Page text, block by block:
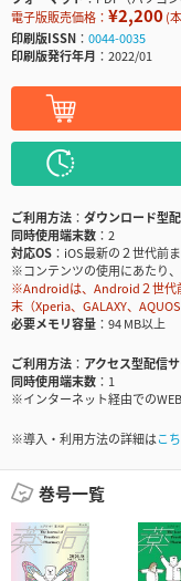
電子版販売価格： ¥2,200(
印刷版ISSN
0044-0035
印刷版発行年月
2022/01
ご利用方法
ダウンロード型
同時使用端末数
2
対応OS
iOS最新の２世代前
※コンテンツの使用にあたり
※Androidは、Android２世代
末（Xperia、GALAXY、
必要メモリ容量
94 MB以上
ご利用方法
アクセス型配信
同時使用端末数
1
※インターネット経由での
※導入・利用方法の詳細はこ
巻号一覧